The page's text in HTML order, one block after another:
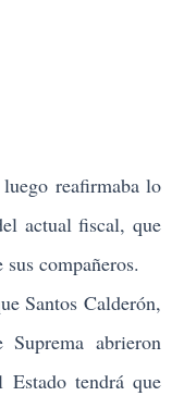
reafirmaba lo
actual fiscal, que
compañeros.
Santos Calderón,
abrieron
tendrá que